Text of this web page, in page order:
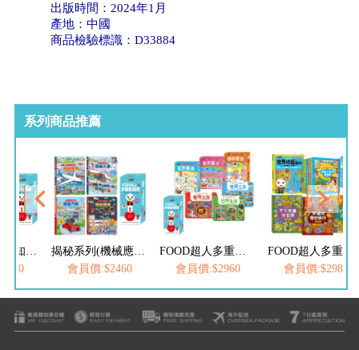
出版時間：2024年1月
產地：中國
商品檢驗標識：D33884
系列商品推薦
揭秘系列(生活知識翻翻百科)-點讀套組
揭秘系列(機械應用翻翻百科)-點讀套組
會員價:$2460
FOOD超人多重點讀筆-認知啟蒙組
會員價:$2960
會員價:$2980